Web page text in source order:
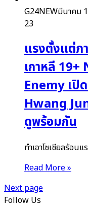
G24NEWมีนาคม
23
แรงตั้งแต่ภ
เกาหลี
Enemy เปิ
Hwang
ดูพร้อมกัน
ทำเอาโซเชียลร้อน
Read More »
Next page
Follow Us